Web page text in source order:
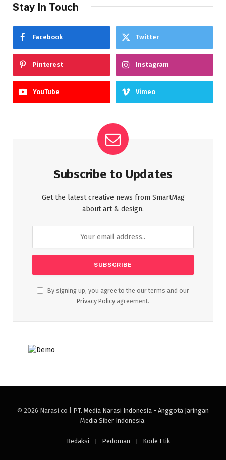
Stay In Touch
Facebook Twitter
Pinterest Instagram
YouTube Vimeo
Subscribe to Updates
Get the latest creative news from SmartMag
about art & design.
By signing up, you agree to the our terms and our
Privacy Policy agreement.
© 2026 Narasi.co | PT. Media Narasi Indonesia - Anggota Jaringan
Media Siber Indonesia.
Redaksi Pedoman Kode Etik